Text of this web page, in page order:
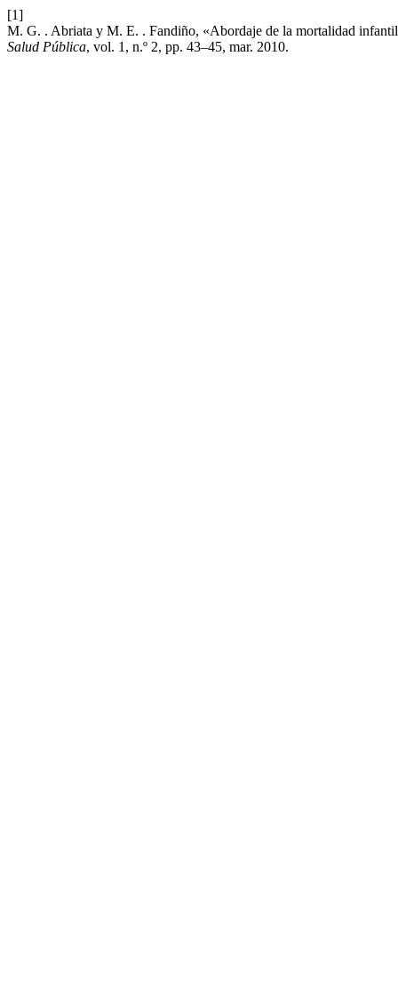
[1]
M. G. . Abriata y M. E. . Fandiño, «Abordaje de la mortalidad
Salud Pública, vol. 1, n.º 2, pp. 43–45, mar. 2010.